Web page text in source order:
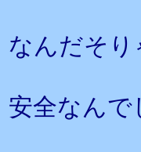
なんだそり
安全なん